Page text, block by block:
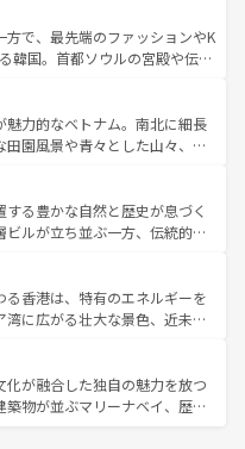
ハワイ情報
てほしい。
しており、サーフィンやダイ
ウトドア好きにはたまらな
な魅力を存分に味わいつくそ
る台湾東部など、都市の喧騒
おり、訪れる人に新しい発見と
た、奥深い台湾の食文化も魅
など、バラエティ豊かな料理
新着の台湾情報は コンテンツ一覧を参
方で、最先端のファッションやK
韓国。首都ソウルの宮殿や伝統
折々の自然美を楽しむことが
焼肉、絶品のストリートフード
が待っている。夜には、韓国な
の多彩な魅力を心ゆくまで味
ほしい。 なお、新着の韓国情報はコンテンツ一
魅力的なベトナム。南北に細長
田園風景や青々とした山々、世
く。ハノイの古い町並みやホ
代の建物も、独特の雰囲気を
エティの豊かさとおいしさで
ベトナムコーヒーなどは、ぜ
地域を訪れてもあたたかい人々
、きっと忘れられない旅にな
る豊かな自然と歴史が息づく
ルが立ち並ぶ一方、伝統的な
ではチェンマイなどの山岳地
ではプーケットやクラビの美し
しむことができる。タイ料理
、どの季節にも異なる楽しみ
いタイの人々、仏教を中心とし
源が、訪れる旅人を魅了し続
る香港は、特有のエネルギーを
に広がる壮大な景色、近未来
はず。観光スポットが密集し
を回れるのも魅力。息をのむよ
で、香港を存分に楽しみ尽く
化が融合した独自の魅力を放つ
物が並ぶマリーナベイ、歴史